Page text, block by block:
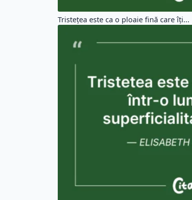
Tristețea este ca o ploaie fină care îți...